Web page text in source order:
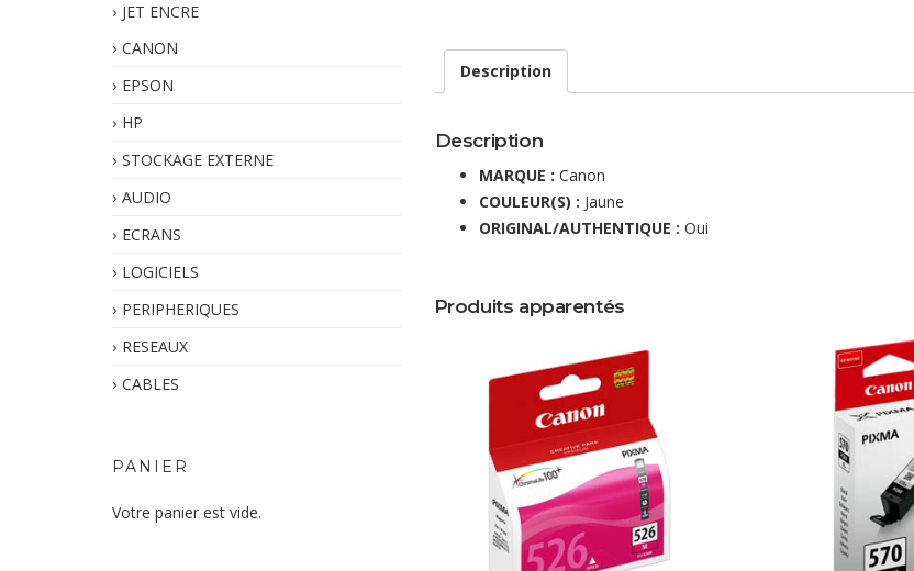
Description
Description
MARQUE : Canon
COULEUR(S) : Jaune
ORIGINAL/AUTHENTIQUE : Oui
Produits apparentés
JET ENCRE
CANON
EPSON
HP
STOCKAGE EXTERNE
AUDIO
ECRANS
LOGICIELS
PERIPHERIQUES
RESEAUX
CABLES
PANIER
Votre panier est vide.